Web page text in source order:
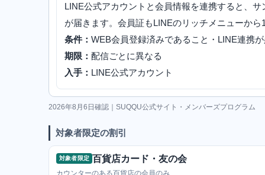
LINE公式アカウントと会員情報を連携すると、
が届きます。会員証もLINEのリッチメニューから
条件： WEB会員登録済みであること・LINE連携
期限： 配信ごとに異なる
入手： LINE公式アカウント
2026年8月6日確認｜SUQQU公式サイト・メンバーズプログラム
対象者限定の割引
対象者限定 百貨店カード・友の会
カウンターのある百貨店の会員のみ